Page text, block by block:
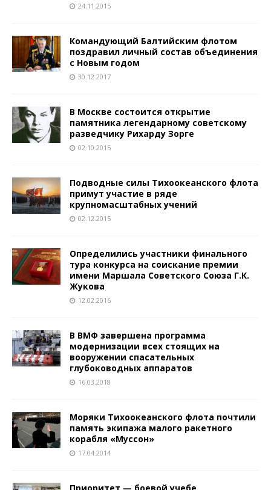
24.11.2015
Командующий Балтийским флотом
поздравил личный состав объединения
с Новым годом
30.12.2017
В Москве состоится открытие
памятника легендарному советскому
разведчику Рихарду Зорге
02.10.2015
Подводные силы Тихоокеанского флота
примут участие в ряде
крупномасштабных учений
02.12.2015
Определились участники финального
тура конкурса на соискание премии
имени Маршала Советского Союза Г.К.
Жукова
12.02.2016
В ВМФ завершена программа
модернизации всех стоящих на
вооружении спасательных
глубоководных аппаратов
16.03.2018
Моряки Тихоокеанского флота почтили
память экипажа малого ракетного
корабля «Муссон»
17.04.2014